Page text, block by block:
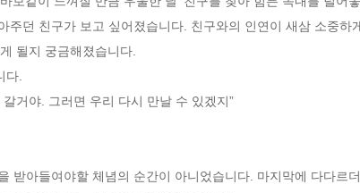
주던 친구가 보고 싶어졌습니다. 친구와의 인연이 새삼 소중하
될지 궁금해졌습니다.
거야. 그러면 우리 다시 만날 수 있겠지”